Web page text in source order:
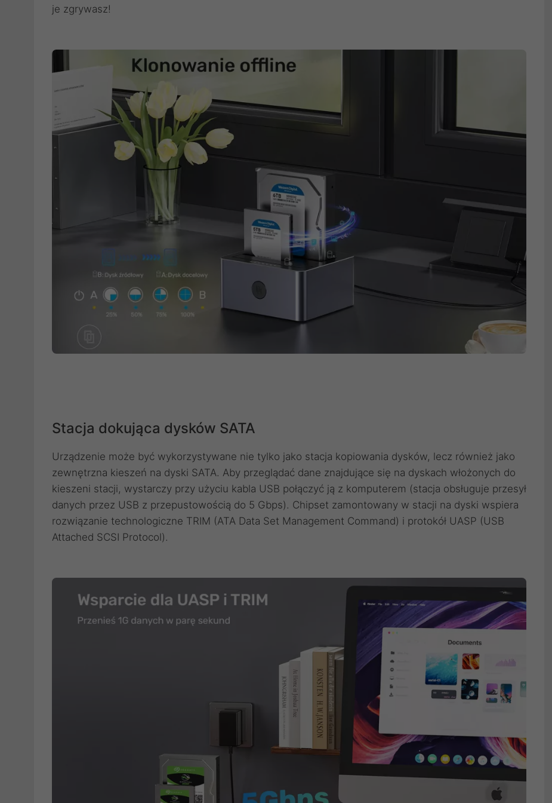
je zgrywasz!
Stacja dokująca dysków SATA
Urządzenie może być wykorzystywane nie tylko jako stacja kopiowania dysków, lecz również jako
zewnętrzna kieszeń na dyski SATA. Aby przeglądać dane znajdujące się na dyskach włożonych do
kieszeni stacji, wystarczy przy użyciu kabla USB połączyć ją z komputerem (stacja obsługuje przesył
danych przez USB z przepustowością do 5 Gbps). Chipset zamontowany w stacji na dyski wspiera
rozwiązanie technologiczne TRIM (ATA Data Set Management Command) i protokół UASP (USB
Attached SCSI Protocol).